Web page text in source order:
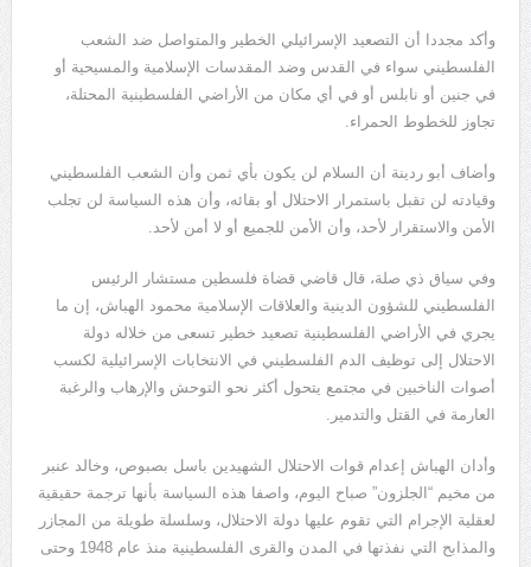
وأكد مجددا أن التصعيد الإسرائيلي الخطير والمتواصل ضد الشعب
الفلسطيني سواء في القدس وضد المقدسات الإسلامية والمسيحية أو
في جنين أو نابلس أو في أي مكان من الأراضي الفلسطينية المحتلة،
تجاوز للخطوط الحمراء.
وأضاف أبو ردينة أن السلام لن يكون بأي ثمن وأن الشعب الفلسطيني
وقيادته لن تقبل باستمرار الاحتلال أو بقائه، وأن هذه السياسة لن تجلب
الأمن والاستقرار لأحد، وأن الأمن للجميع أو لا أمن لأحد.
وفي سياق ذي صلة، قال قاضي قضاة فلسطين مستشار الرئيس
الفلسطيني للشؤون الدينية والعلاقات الإسلامية محمود الهباش، إن ما
يجري في الأراضي الفلسطينية تصعيد خطير تسعى من خلاله دولة
الاحتلال إلى توظيف الدم الفلسطيني في الانتخابات الإسرائيلية لكسب
أصوات الناخبين في مجتمع يتحول أكثر نحو التوحش والإرهاب والرغبة
العارمة في القتل والتدمير.
وأدان الهباش إعدام قوات الاحتلال الشهيدين باسل بصبوص، وخالد عنبر
من مخيم “الجلزون” صباح اليوم، واصفا هذه السياسة بأنها ترجمة حقيقية
لعقلية الإجرام التي تقوم عليها دولة الاحتلال، وسلسلة طويلة من المجازر
والمذابح التي نفذتها في المدن والقرى الفلسطينية منذ عام 1948 وحتى